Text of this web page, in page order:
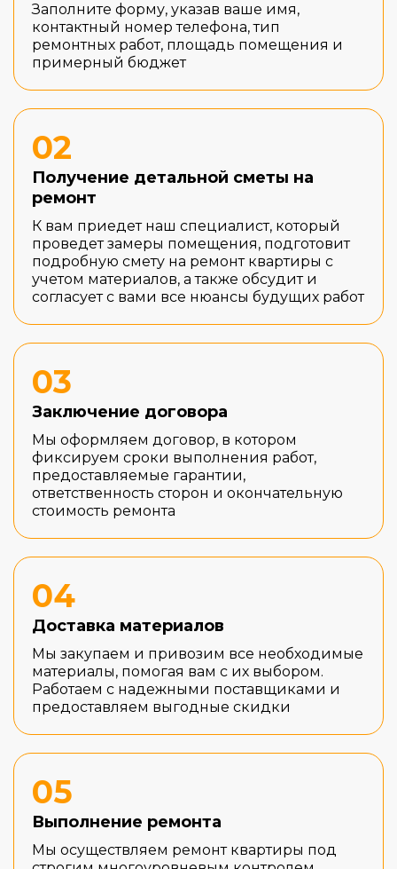
Заполните форму, указав ваше имя,
контактный номер телефона, тип
ремонтных работ, площадь помещения и
примерный бюджет
02
Получение детальной сметы на
ремонт
К вам приедет наш специалист, который
проведет замеры помещения, подготовит
подробную смету на ремонт квартиры с
учетом материалов, а также обсудит и
согласует с вами все нюансы будущих работ
03
Заключение договора
Мы оформляем договор, в котором
фиксируем сроки выполнения работ,
предоставляемые гарантии,
ответственность сторон и окончательную
стоимость ремонта
04
Доставка материалов
Мы закупаем и привозим все необходимые
материалы, помогая вам с их выбором.
Работаем с надежными поставщиками и
предоставляем выгодные скидки
05
Выполнение ремонта
Мы осуществляем ремонт квартиры под